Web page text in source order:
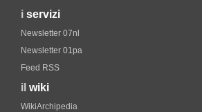
i servizi
Newsletter 07nl
Newsletter 01pa
Feed RSS
il wiki
WikiArchipedia